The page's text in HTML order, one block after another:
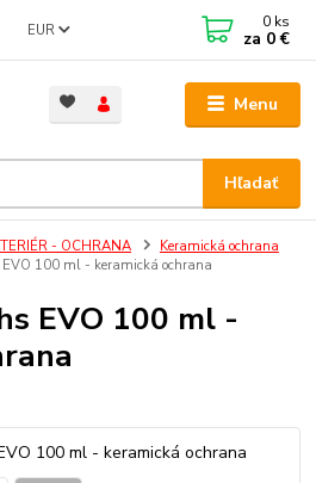
Menu
EUR
Hľadať
0 ks
za 0 €
- OCHRANA
Keramická ochrana
EVO 100 ml - keramická ochrana
EVO 100 ml -